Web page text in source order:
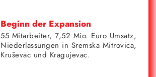
Beginn der Expansion
55 Mitarbeiter, 7,52 Mio. Euro Umsatz,
Niederlassungen in Sremska Mitrovica,
Kruševac und Kragujevac.